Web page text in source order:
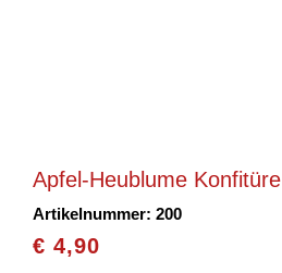
Apfel-Heublume Konfitüre
Artikelnummer: 200
€ 4,90